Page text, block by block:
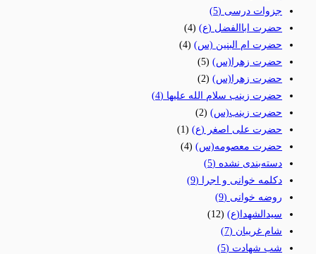
جزوات درسی (5)
حضرت اباالفضل (ع) (4)
حضرت ام البنین (س) (4)
حضرت زهرا(س) (5)
حضرت زهرا(س) (2)
حضرت زینب سلام الله علیها (4)
حضرت زینب(س) (2)
حضرت علی اصغر (ع) (1)
حضرت معصومه(س) (4)
دسته‌بندی نشده (5)
دکلمه خوانی و اجرا (9)
روضه خوانی (9)
سیدالشهدا(ع) (12)
شام غریبان (7)
شب شهادت (5)